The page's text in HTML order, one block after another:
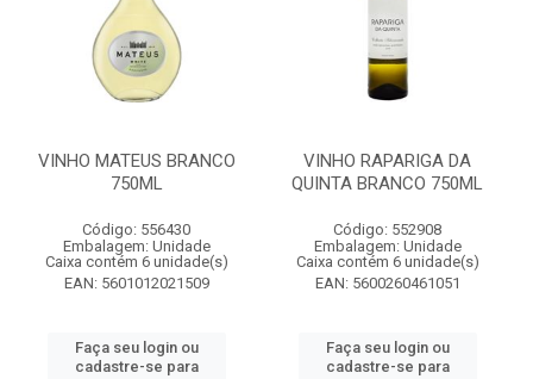
VINHO MATEUS BRANCO
750ML
Código: 556430
Embalagem: Unidade
Caixa contém 6 unidade(s)
EAN: 5601012021509
Faça seu login ou
cadastre-se para
VINHO RAPARIGA DA
QUINTA BRANCO 750ML
Código: 552908
Embalagem: Unidade
Caixa contém 6 unidade(s)
EAN: 5600260461051
Faça seu login ou
cadastre-se para